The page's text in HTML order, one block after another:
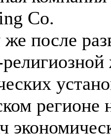
Co.
же после